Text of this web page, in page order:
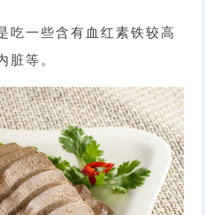
吃一些含有血红素铁较高
等。